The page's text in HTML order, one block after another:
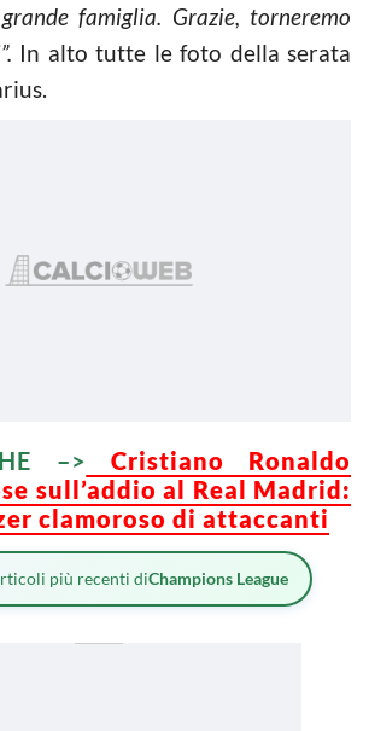
famiglia. Grazie, torneremo
In alto tutte le foto della serata
–> Cristiano Ronaldo
sull’addio al Real Madrid:
clamoroso di attaccanti
più recenti diChampions League